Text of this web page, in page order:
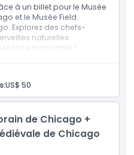
à un billet pour le Musée
et le Musée Field
Explorez des chefs-
naturelles
incroyable !
US$ 50
de Chicago +
de Chicago